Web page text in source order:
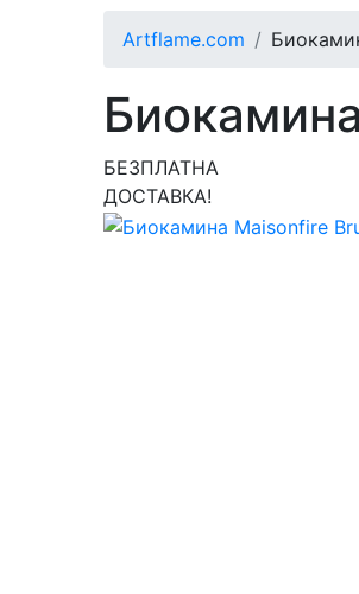
Artflame.com
БЕЗПЛАТНА
ДОСТАВКА!